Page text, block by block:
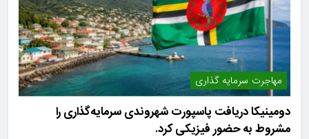
مهاجرت سرمایه گذاری
دومینیکا دریافت پاسپورت شهروندی سرمایه‌گذاری را
مشروط به حضور فیزیکی کرد.